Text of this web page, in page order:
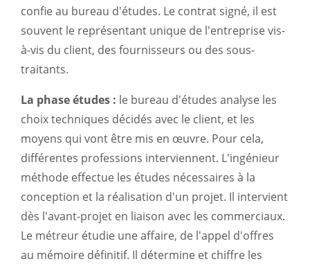
confie au bureau d'études. Le contrat signé, il est
souvent le représentant unique de l'entreprise vis-
à-vis du client, des fournisseurs ou des sous-
traitants.
La phase études : le bureau d'études analyse les
choix techniques décidés avec le client, et les
moyens qui vont être mis en œuvre. Pour cela,
différentes professions interviennent. L'ingénieur
méthode effectue les études nécessaires à la
conception et la réalisation d'un projet. Il intervient
dès l'avant-projet en liaison avec les commerciaux.
Le métreur étudie une affaire, de l'appel d'offres
au mémoire définitif. Il détermine et chiffre les